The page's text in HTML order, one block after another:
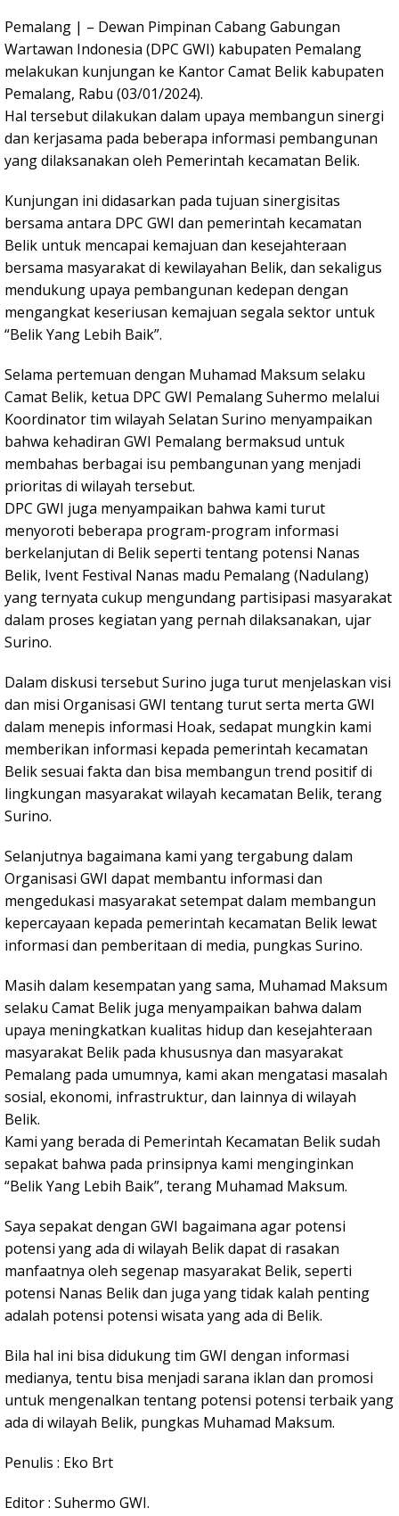
Pemalang | – Dewan Pimpinan Cabang Gabungan
Wartawan Indonesia (DPC GWI) kabupaten Pemalang
melakukan kunjungan ke Kantor Camat Belik kabupaten
Pemalang, Rabu (03/01/2024).
Hal tersebut dilakukan dalam upaya membangun sinergi
dan kerjasama pada beberapa informasi pembangunan
yang dilaksanakan oleh Pemerintah kecamatan Belik.
Kunjungan ini didasarkan pada tujuan sinergisitas
bersama antara DPC GWI dan pemerintah kecamatan
Belik untuk mencapai kemajuan dan kesejahteraan
bersama masyarakat di kewilayahan Belik, dan sekaligus
mendukung upaya pembangunan kedepan dengan
mengangkat keseriusan kemajuan segala sektor untuk
“Belik Yang Lebih Baik”.
Selama pertemuan dengan Muhamad Maksum selaku
Camat Belik, ketua DPC GWI Pemalang Suhermo melalui
Koordinator tim wilayah Selatan Surino menyampaikan
bahwa kehadiran GWI Pemalang bermaksud untuk
membahas berbagai isu pembangunan yang menjadi
prioritas di wilayah tersebut.
DPC GWI juga menyampaikan bahwa kami turut
menyoroti beberapa program-program informasi
berkelanjutan di Belik seperti tentang potensi Nanas
Belik, Ivent Festival Nanas madu Pemalang (Nadulang)
yang ternyata cukup mengundang partisipasi masyarakat
dalam proses kegiatan yang pernah dilaksanakan, ujar
Surino.
Dalam diskusi tersebut Surino juga turut menjelaskan visi
dan misi Organisasi GWI tentang turut serta merta GWI
dalam menepis informasi Hoak, sedapat mungkin kami
memberikan informasi kepada pemerintah kecamatan
Belik sesuai fakta dan bisa membangun trend positif di
lingkungan masyarakat wilayah kecamatan Belik, terang
Surino.
Selanjutnya bagaimana kami yang tergabung dalam
Organisasi GWI dapat membantu informasi dan
mengedukasi masyarakat setempat dalam membangun
kepercayaan kepada pemerintah kecamatan Belik lewat
informasi dan pemberitaan di media, pungkas Surino.
Masih dalam kesempatan yang sama, Muhamad Maksum
selaku Camat Belik juga menyampaikan bahwa dalam
upaya meningkatkan kualitas hidup dan kesejahteraan
masyarakat Belik pada khususnya dan masyarakat
Pemalang pada umumnya, kami akan mengatasi masalah
sosial, ekonomi, infrastruktur, dan lainnya di wilayah
Belik.
Kami yang berada di Pemerintah Kecamatan Belik sudah
sepakat bahwa pada prinsipnya kami menginginkan
“Belik Yang Lebih Baik”, terang Muhamad Maksum.
Saya sepakat dengan GWI bagaimana agar potensi
potensi yang ada di wilayah Belik dapat di rasakan
manfaatnya oleh segenap masyarakat Belik, seperti
potensi Nanas Belik dan juga yang tidak kalah penting
adalah potensi potensi wisata yang ada di Belik.
Bila hal ini bisa didukung tim GWI dengan informasi
medianya, tentu bisa menjadi sarana iklan dan promosi
untuk mengenalkan tentang potensi potensi terbaik yang
ada di wilayah Belik, pungkas Muhamad Maksum.
Penulis : Eko Brt
Editor : Suhermo GWI.